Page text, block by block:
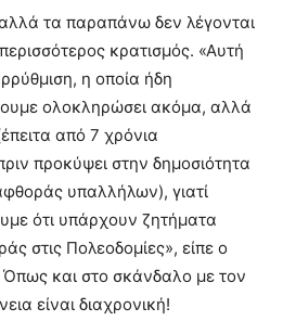
τα παραπάνω δεν λέγονται
κρατισμός. «Αυτή
η οποία ήδη
ολοκληρώσει ακόμα, αλλά
από 7 χρόνια
προκύψει στην δημοσιότητα
υπαλλήλων), γιατί
ότι υπάρχουν ζητήματα
στις Πολεοδομίες», είπε ο
και στο σκάνδαλο με τον
είναι διαχρονική!